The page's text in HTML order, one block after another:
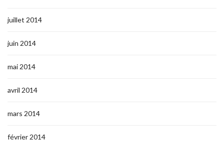
juillet 2014
juin 2014
mai 2014
avril 2014
mars 2014
février 2014